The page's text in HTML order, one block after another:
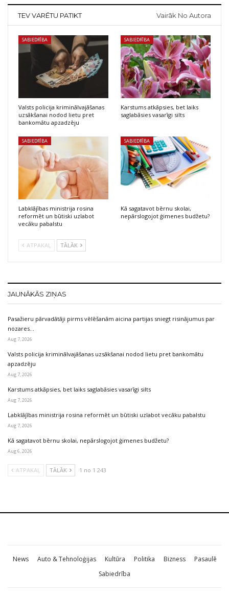
TEV VARĒTU PATIKT Vairāk No Autora
SABIEDRĪBA
Valsts policija kriminālvajāšanas
uzsākšanai nodod lietu pret
bankomātu apzadzēju
SABIEDRĪBA
Karstums atkāpsies, bet laiks
saglabāsies vasarīgi silts
SABIEDRĪBA
Labklājības ministrija rosina
reformēt un būtiski uzlabot
vecāku pabalstu
SABIEDRĪBA
Kā sagatavot bērnu skolai,
nepārslogojot ģimenes budžetu?
ATPAKAĻ TĀLĀK
JAUNĀKĀS ZIŅAS
Pasažieru pārvadātāji pirms vēlēšanām aicina partijas sniegt risinājumus par
nozares…
Aug 7, 2026
Valsts policija kriminālvajāšanas uzsākšanai nodod lietu pret bankomātu
apzadzēju
Aug 7, 2026
Karstums atkāpsies, bet laiks saglabāsies vasarīgi silts
Aug 7, 2026
Labklājības ministrija rosina reformēt un būtiski uzlabot vecāku pabalstu
Aug 7, 2026
Kā sagatavot bērnu skolai, nepārslogojot ģimenes budžetu?
Aug 6, 2026
ATPAKAĻ TĀLĀK 1 no 1 243
News Auto & Tehnoloģijas Kultūra Politika Bizness
Pasaulē
Sabiedrība